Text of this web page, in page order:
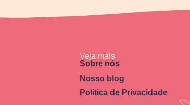
Veja mais
Sobre nós
Nosso blog
Política de Privacidade